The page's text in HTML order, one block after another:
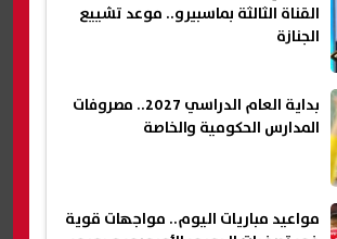
القناة الثالثة بماسبيرو.. موعد تشييع
الجنازة
بداية العام الدراسي 2027.. مصروفات
المدارس الحكومية والخاصة
مواعيد مباريات اليوم.. مواجهات قوية